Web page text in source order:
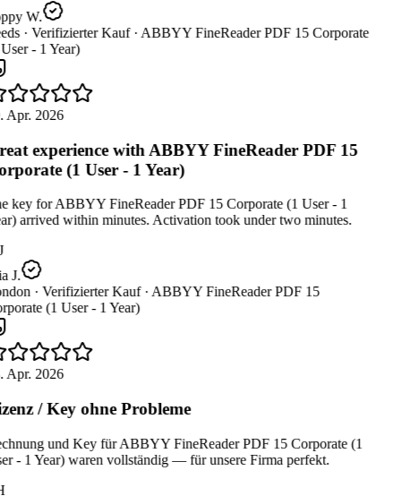
W.
· Verifizierter Kauf ·ABBYY FineReader PDF 15 Corporate
- 1 Year)
Apr. 2026
experience with ABBYY FineReader PDF 15
(1 User - 1 Year)
key for ABBYY FineReader PDF 15 Corporate (1 User - 1
arrived within minutes. Activation took under two minutes.
J.
· Verifizierter Kauf ·ABBYY FineReader PDF 15
(1 User - 1 Year)
Apr. 2026
/ Key ohne Probleme
und Key für ABBYY FineReader PDF 15 Corporate (1
- 1 Year) waren vollständig — für unsere Firma perfekt.